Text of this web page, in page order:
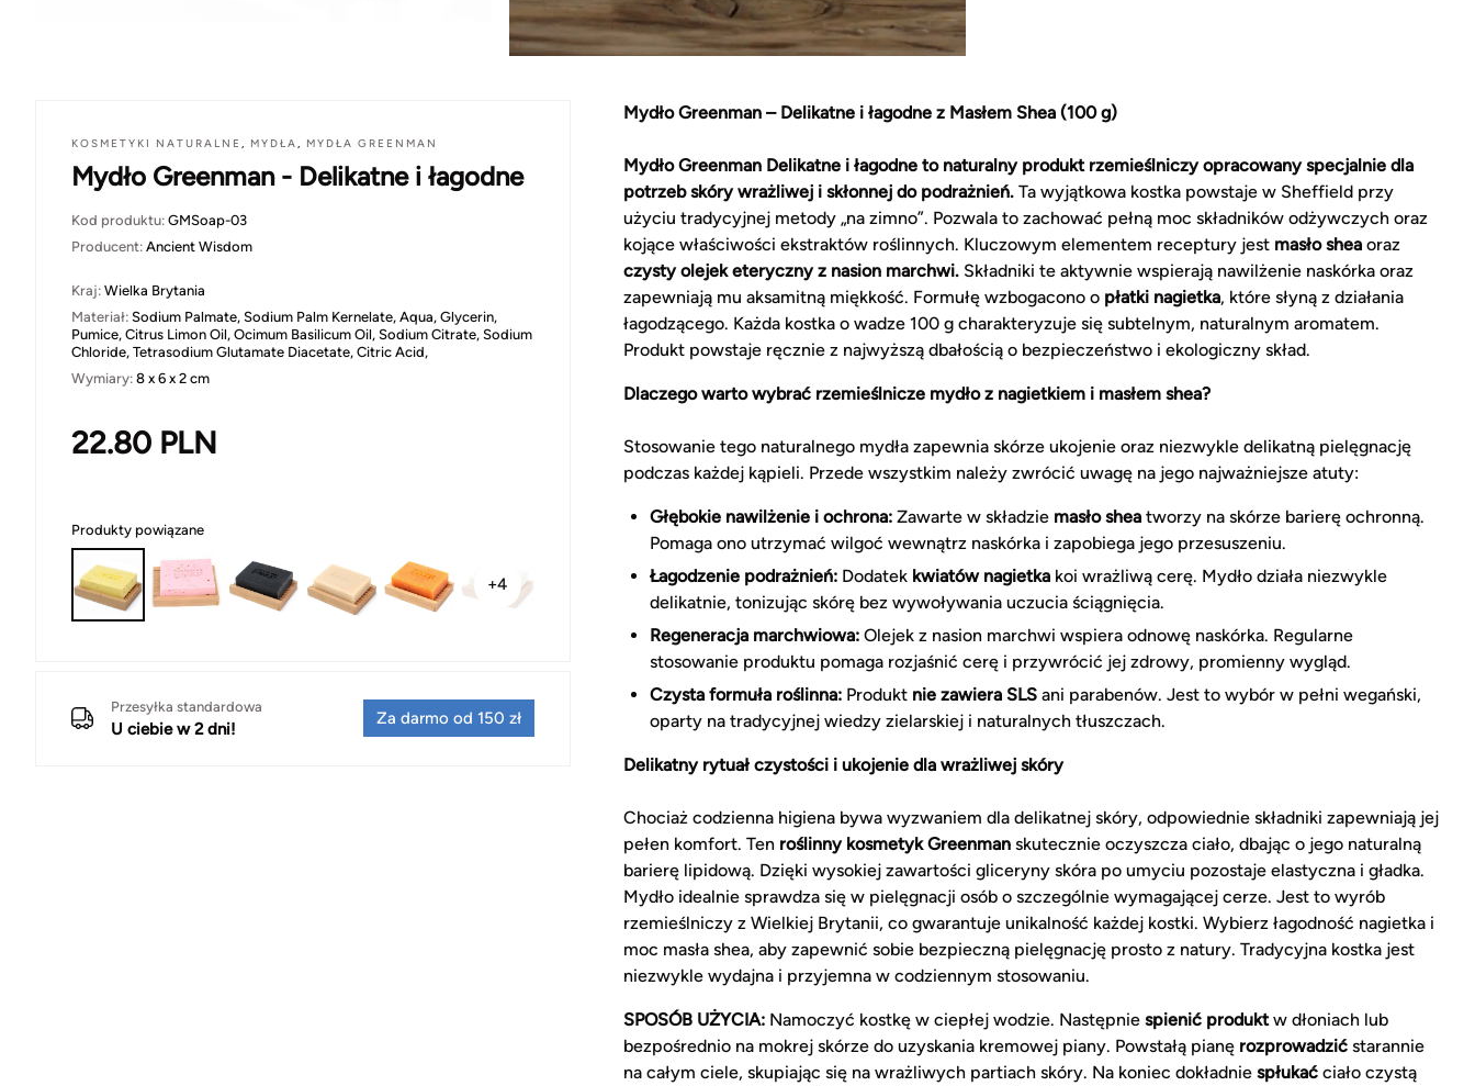
KOSMETYKI NATURALNE , MYDŁA, MYDŁA GREENMAN
Mydło Greenman - Delikatne i łagodne
Kod produktu: GMSoap-03
Producent: Ancient Wisdom
Kraj: Wielka Brytania
Materiał: Sodium Palmate, Sodium Palm Kernelate, Aqua, Glycerin,
Pumice, Citrus Limon Oil, Ocimum Basilicum Oil, Sodium Citrate, Sodium
Chloride, Tetrasodium Glutamate Diacetate, Citric Acid,
Wymiary: 8 x 6 x 2 cm
22.80 PLN
Produkty powiązane
+4
Przesyłka standardowa
U ciebie w 2 dni!
Za darmo od 150 zł
Mydło Greenman – Delikatne i łagodne z Masłem Shea (100 g)
Mydło Greenman Delikatne i łagodne to naturalny produkt rzemieślniczy opracowany specjalnie dla
potrzeb skóry wrażliwej i skłonnej do podrażnień. Ta wyjątkowa kostka powstaje w Sheffield przy
użyciu tradycyjnej metody „na zimno”. Pozwala to zachować pełną moc składników odżywczych oraz
kojące właściwości ekstraktów roślinnych. Kluczowym elementem receptury jest masło shea oraz
czysty olejek eteryczny z nasion marchwi. Składniki te aktywnie wspierają nawilżenie naskórka oraz
zapewniają mu aksamitną miękkość. Formułę wzbogacono o płatki nagietka, które słyną z działania
łagodzącego. Każda kostka o wadze 100 g charakteryzuje się subtelnym, naturalnym aromatem.
Produkt powstaje ręcznie z najwyższą dbałością o bezpieczeństwo i ekologiczny skład.
Dlaczego warto wybrać rzemieślnicze mydło z nagietkiem i masłem shea?
Stosowanie tego naturalnego mydła zapewnia skórze ukojenie oraz niezwykle delikatną pielęgnację
podczas każdej kąpieli. Przede wszystkim należy zwrócić uwagę na jego najważniejsze atuty:
Głębokie nawilżenie i ochrona: Zawarte w składzie masło shea tworzy na skórze barierę ochronną.
Pomaga ono utrzymać wilgoć wewnątrz naskórka i zapobiega jego przesuszeniu.
Łagodzenie podrażnień: Dodatek kwiatów nagietka koi wrażliwą cerę. Mydło działa niezwykle
delikatnie, tonizując skórę bez wywoływania uczucia ściągnięcia.
Regeneracja marchwiowa: Olejek z nasion marchwi wspiera odnowę naskórka. Regularne
stosowanie produktu pomaga rozjaśnić cerę i przywrócić jej zdrowy, promienny wygląd.
Czysta formuła roślinna: Produkt nie zawiera SLS ani parabenów. Jest to wybór w pełni wegański,
oparty na tradycyjnej wiedzy zielarskiej i naturalnych tłuszczach.
Delikatny rytuał czystości i ukojenie dla wrażliwej skóry
Chociaż codzienna higiena bywa wyzwaniem dla delikatnej skóry, odpowiednie składniki zapewniają jej
pełen komfort. Ten roślinny kosmetyk Greenman skutecznie oczyszcza ciało, dbając o jego naturalną
barierę lipidową. Dzięki wysokiej zawartości gliceryny skóra po umyciu pozostaje elastyczna i gładka.
Mydło idealnie sprawdza się w pielęgnacji osób o szczególnie wymagającej cerze. Jest to wyrób
rzemieślniczy z Wielkiej Brytanii, co gwarantuje unikalność każdej kostki. Wybierz łagodność nagietka i
moc masła shea, aby zapewnić sobie bezpieczną pielęgnację prosto z natury. Tradycyjna kostka jest
niezwykle wydajna i przyjemna w codziennym stosowaniu.
SPOSÓB UŻYCIA: Namoczyć kostkę w ciepłej wodzie. Następnie spienić produktw dłoniach lub
bezpośrednio na mokrej skórze do uzyskania kremowej piany. Powstałą pianę rozprowadzić starannie
na całym ciele, skupiając się na wrażliwych partiach skóry. Na koniec dokładnie spłukać ciało czystą